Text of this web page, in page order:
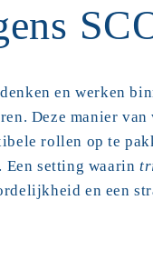
en werken
Deze manier
rollen op te
Een setting waarin
en een